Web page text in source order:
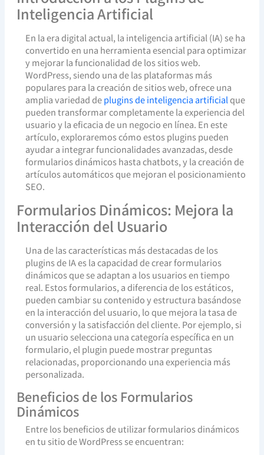
Inteligencia Artificial
En la era digital actual, la inteligencia artificial (IA) se ha
convertido en una herramienta esencial para optimizar
y mejorar la funcionalidad de los sitios web.
WordPress, siendo una de las plataformas más
populares para la creación de sitios web, ofrece una
amplia variedad deplugins de inteligencia artificialque
pueden transformar completamente la experiencia del
usuario y la eficacia de un negocio en línea. En este
artículo, exploraremos cómo estos plugins pueden
ayudar a integrar funcionalidades avanzadas, desde
formularios dinámicos hasta chatbots, y la creación de
artículos automáticos que mejoran el posicionamiento
SEO.
Formularios Dinámicos: Mejora la
Interacción del Usuario
Una de las características más destacadas de los
plugins de IA es la capacidad de crear formularios
dinámicos que se adaptan a los usuarios en tiempo
real. Estos formularios, a diferencia de los estáticos,
pueden cambiar su contenido y estructura basándose
en la interacción del usuario, lo que mejora la tasa de
conversión y la satisfacción del cliente. Por ejemplo, si
un usuario selecciona una categoría específica en un
formulario, el plugin puede mostrar preguntas
relacionadas, proporcionando una experiencia más
personalizada.
Beneficios de los Formularios
Dinámicos
Entre los beneficios de utilizar formularios dinámicos
en tu sitio de WordPress se encuentran: